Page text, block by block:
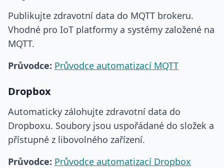
Publikujte zdravotní data do MQTT brokeru.
Vhodné pro IoT platformy a systémy založené na
MQTT.
Průvodce: Průvodce automatizací MQTT
Dropbox
Automaticky zálohujte zdravotní data do
Dropboxu. Soubory jsou uspořádané do složek a
přístupné z libovolného zařízení.
Průvodce: Průvodce automatizací Dropbox